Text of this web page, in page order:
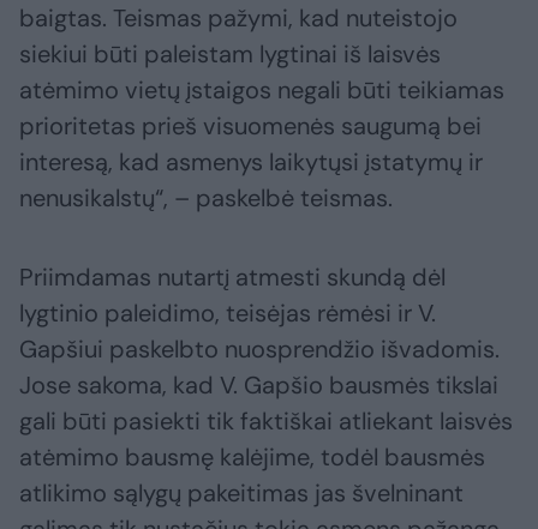
baigtas. Teismas pažymi, kad nuteistojo
siekiui būti paleistam lygtinai iš laisvės
atėmimo vietų įstaigos negali būti teikiamas
prioritetas prieš visuomenės saugumą bei
interesą, kad asmenys laikytųsi įstatymų ir
nenusikalstų“, – paskelbė teismas.
Priimdamas nutartį atmesti skundą dėl
lygtinio paleidimo, teisėjas rėmėsi ir V.
Gapšiui paskelbto nuosprendžio išvadomis.
Jose sakoma, kad V. Gapšio bausmės tikslai
gali būti pasiekti tik faktiškai atliekant laisvės
atėmimo bausmę kalėjime, todėl bausmės
atlikimo sąlygų pakeitimas jas švelninant